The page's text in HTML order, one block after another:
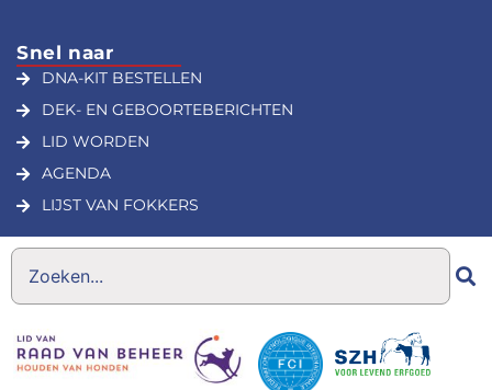
Snel naar
DNA-KIT BESTELLEN
DEK- EN GEBOORTEBERICHTEN
LID WORDEN
AGENDA
LIJST VAN FOKKERS